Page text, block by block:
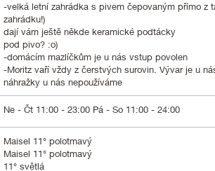
-velká letní zahrádka s pivem čepovaným přímo z
zahrádku!)
dají vám ještě někde keramické podtácky
pod pivo? :o)
-domácím mazlíčkům je u nás vstup povolen
-Moritz vaří vždy z čerstvých surovin. Vývar je u
náhražky u nás nepoužíváme
Ne - Čt 11:00 - 23:00 Pá - So 11:00 - 24:00
Maisel 11° polotmavý
Maisel 11° polotmavý
11° světlá